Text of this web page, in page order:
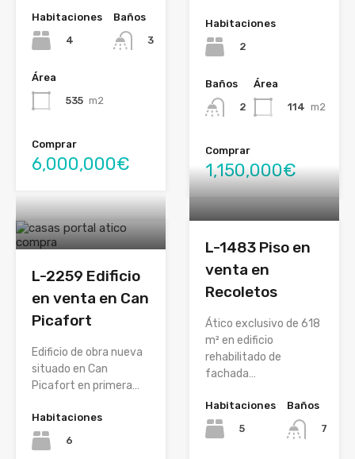
Habitaciones
4
Baños
3
Área
535 m2
Comprar
6,000,000€
Habitaciones
2
Baños
2
Área
114 m2
Comprar
1,150,000€
L-2259 Edificio
en venta en Can
Picafort
Edificio de obra nueva
situado en Can
Picafort en primera…
Habitaciones
6
L-1483 Piso en
venta en
Recoletos
Ático exclusivo de 618
m² en edificio
rehabilitado de
fachada…
Habitaciones
5
Baños
7